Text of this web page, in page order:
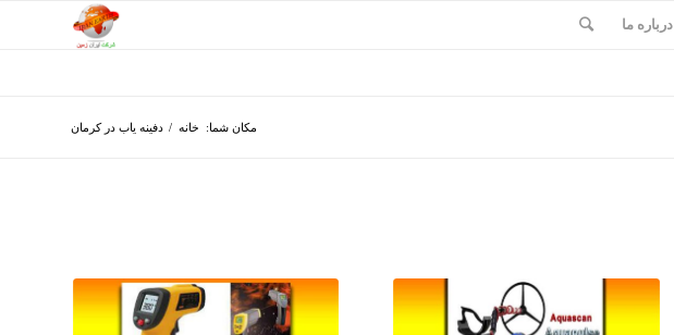
درباره ما
مکان شما: خانه / دفینه یاب در کرمان